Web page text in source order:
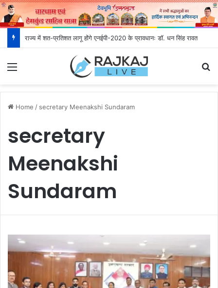
राज्य में शत-प्रतिशत लागू होंगे एनईपी-2020 के प्रावधानः डाॅ. धन सिंह रावत
Home / secretary Meenakshi Sundaram
secretary
Meenakshi
Sundaram